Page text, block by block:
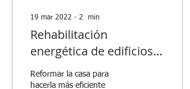
19 mar 2022 ∙ 2 min
Rehabilitación
energética de edificios
2023
Reformar la casa para
hacerla más eficiente